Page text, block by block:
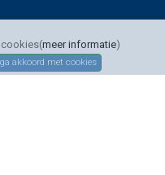
cookies(meer informatie)
akkoord met cookies